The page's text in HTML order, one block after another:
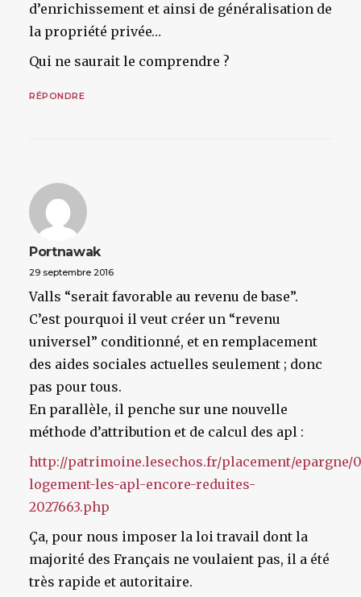
d’enrichissement et ainsi de généralisation de
la propriété privée…
Qui ne saurait le comprendre ?
RÉPONDRE
Portnawak
29 septembre 2016
Valls “serait favorable au revenu de base”.
C’est pourquoi il veut créer un “revenu
universel” conditionné, et en remplacement
des aides sociales actuelles seulement ; donc
pas pour tous.
En parallèle, il penche sur une nouvelle
méthode d’attribution et de calcul des apl :
http://patrimoine.lesechos.fr/placement/epargne/
logement-les-apl-encore-reduites-
2027663.php
Ça, pour nous imposer la loi travail dont la
majorité des Français ne voulaient pas, il a été
très rapide et autoritaire.